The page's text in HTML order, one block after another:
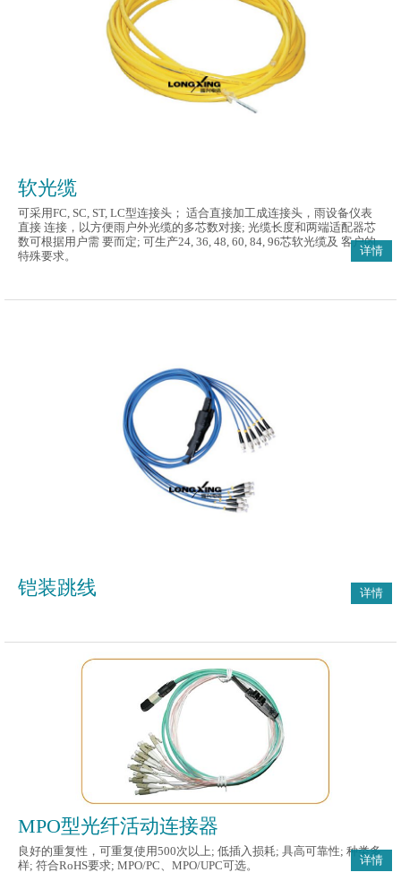
软光缆
可采用FC, SC, ST, LC型连接头； 适合直接加工成连接头，雨设备仪表
直接 连接，以方便雨户外光缆的多芯数对接; 光缆长度和两端适配器芯
数可根据用户需 要而定; 可生产24, 36, 48, 60, 84, 96芯软光缆及 客户的
特殊要求。
详情
铠装跳线 详情
MPO型光纤活动连接器
良好的重复性，可重复使用500次以上; 低插入损耗; 具高可靠性; 种类多
样; 符合RoHS要求; MPO/PC、MPO/UPC可选。
详情